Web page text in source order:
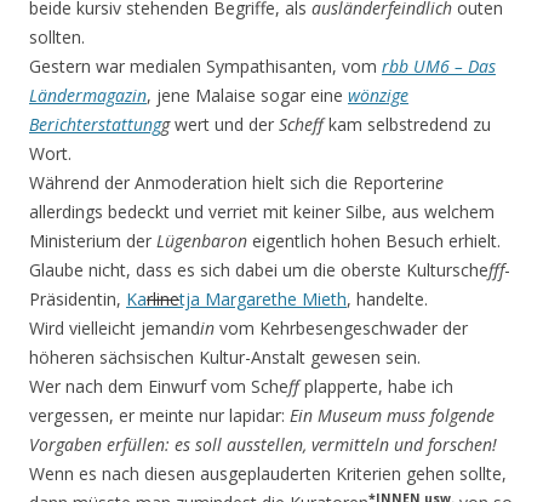
beide kursiv stehenden Begriffe, als ausländerfeindlich outen
sollten.
Gestern war medialen Sympathisanten, vom rbb UM6 – Das
Ländermagazin, jene Malaise sogar eine wönzige
Berichterstattunggwert und der Scheffkam selbstredend zu
Wort.
Während der Anmoderation hielt sich die Reporterine
allerdings bedeckt und verriet mit keiner Silbe, aus welchem
Ministerium der Lügenbaron eigentlich hohen Besuch erhielt.
Glaube nicht, dass es sich dabei um die oberste Kulturschefff-
Präsidentin, Karlinetja Margarethe Mieth, handelte.
Wird vielleicht jemandin vom Kehrbesengeschwader der
höheren sächsischen Kultur-Anstalt gewesen sein.
Wer nach dem Einwurf vom Scheffplapperte, habe ich
vergessen, er meinte nur lapidar: Ein Museum muss folgende
Vorgaben erfüllen: es soll ausstellen, vermitteln und forschen!
Wenn es nach diesen ausgeplauderten Kriterien gehen sollte,
*INNEN usw.